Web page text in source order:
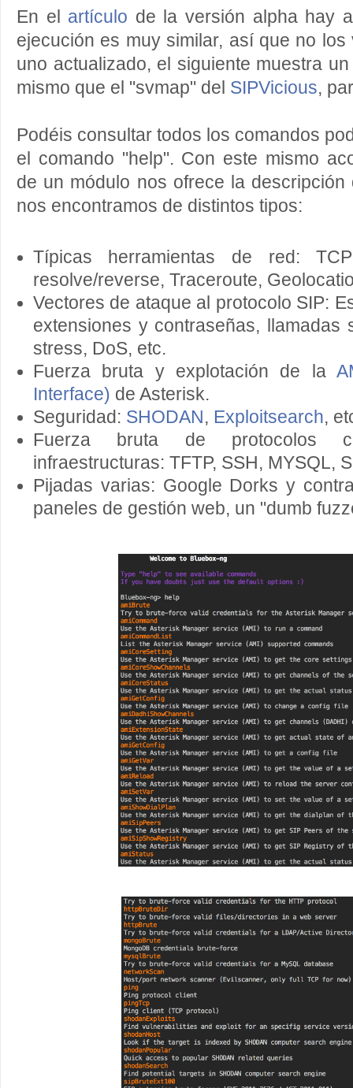
En el artículo de la versión alpha hay
ejecución es muy similar, así que no
uno actualizado, el siguiente muestra
mismo que el "svmap" del SIPVicious,
Podéis consultar todos los comandos
el comando "help". Con este mismo
de un módulo nos ofrece la descripción
nos encontramos de distintos tipos:
Típicas herramientas de red:
resolve/reverse, Traceroute,
Vectores de ataque al protocolo SIP:
extensiones y contraseñas, llamadas
stress, DoS, etc.
Fuerza bruta y explotación de la
Interface) de Asterisk.
Seguridad: SHODAN, Exploitsearch,
Fuerza bruta de protocolos
infraestructuras: TFTP, SSH, MYSQL,
Pijadas varias: Google Dorks y
paneles de gestión web, un "dumb